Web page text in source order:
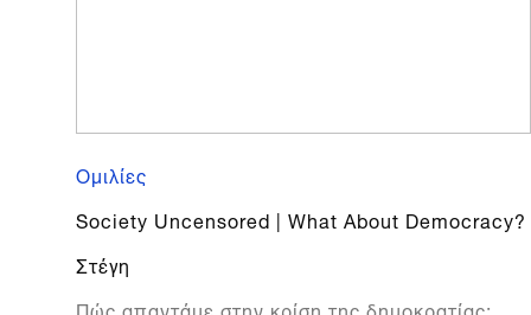
Ομιλίες
Society Uncensored | What About Democracy?
Στέγη